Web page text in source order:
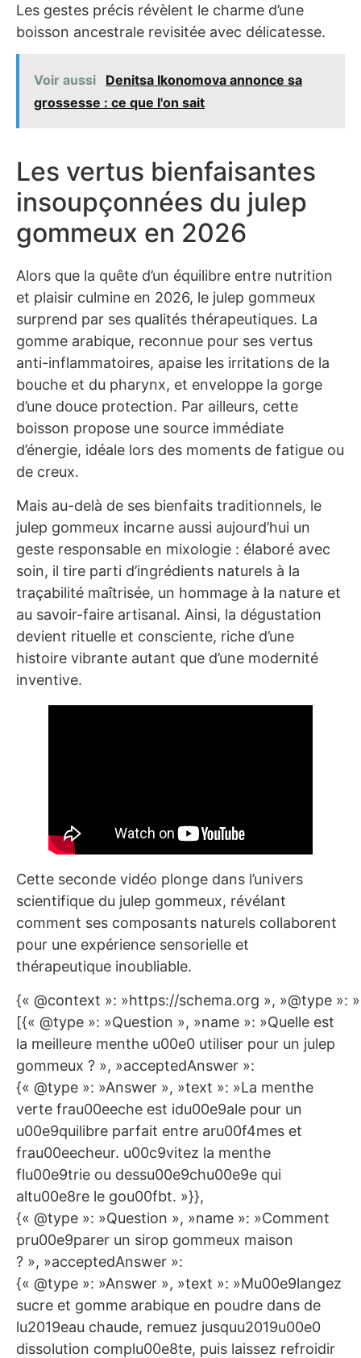
Les gestes précis révèlent le charme d’une
boisson ancestrale revisitée avec délicatesse.
Voir aussi
Denitsa Ikonomova annonce sa
grossesse : ce que l'on sait
Les vertus bienfaisantes
insoupçonnées du julep
gommeux en 2026
Alors que la quête d’un équilibre entre nutrition
et plaisir culmine en 2026, le julep gommeux
surprend par ses qualités thérapeutiques. La
gomme arabique, reconnue pour ses vertus
anti-inflammatoires, apaise les irritations de la
bouche et du pharynx, et enveloppe la gorge
d’une douce protection. Par ailleurs, cette
boisson propose une source immédiate
d’énergie, idéale lors des moments de fatigue ou
de creux.
Mais au-delà de ses bienfaits traditionnels, le
julep gommeux incarne aussi aujourd’hui un
geste responsable en mixologie : élaboré avec
soin, il tire parti d’ingrédients naturels à la
traçabilité maîtrisée, un hommage à la nature et
au savoir-faire artisanal. Ainsi, la dégustation
devient rituelle et consciente, riche d’une
histoire vibrante autant que d’une modernité
inventive.
Cette seconde vidéo plonge dans l’univers
scientifique du julep gommeux, révélant
comment ses composants naturels collaborent
pour une expérience sensorielle et
thérapeutique inoubliable.
{« @context »: »https://schema.org », »@type »:
[{« @type »: »Question », »name »: »Quelle est
la meilleure menthe u00e0 utiliser pour un julep
gommeux ? », »acceptedAnswer »:
{« @type »: »Answer », »text »: »La menthe
verte frau00eeche est idu00e9ale pour un
u00e9quilibre parfait entre aru00f4mes et
frau00eecheur. u00c9vitez la menthe
flu00e9trie ou dessu00e9chu00e9e qui
altu00e8re le gou00fbt. »}},
{« @type »: »Question », »name »: »Comment
pru00e9parer un sirop gommeux maison
? », »acceptedAnswer »:
{« @type »: »Answer », »text »: »Mu00e9langez
sucre et gomme arabique en poudre dans de
lu2019eau chaude, remuez jusquu2019u00e0
dissolution complu00e8te, puis laissez refroidir